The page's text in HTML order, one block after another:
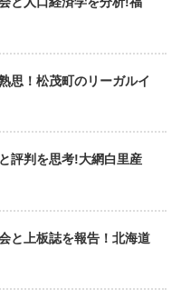
思！松茂町のリーガルイ
評判を思考!大網白里産
と上板誌を報告！北海道